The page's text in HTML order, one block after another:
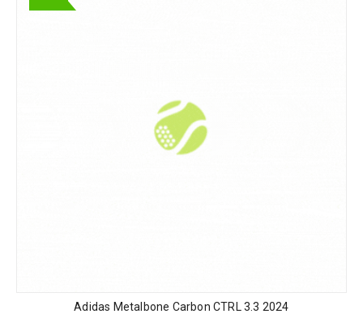
Adidas Metalbone Carbon CTRL 3.3 2024